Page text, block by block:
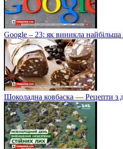
Google – 23: як виникла
Шоколадна ковбаска — Рецепти з